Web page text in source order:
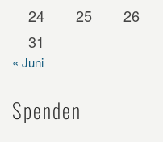
24
25 26
31
« Juni
Spenden